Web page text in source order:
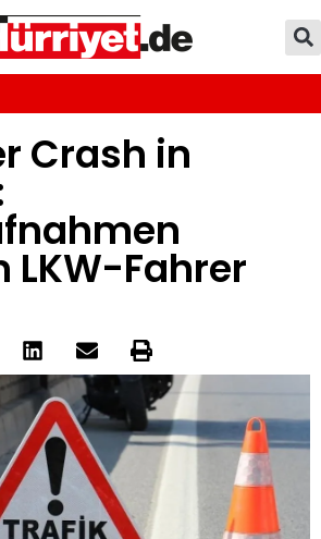
Crash in
LKW-Fahrer